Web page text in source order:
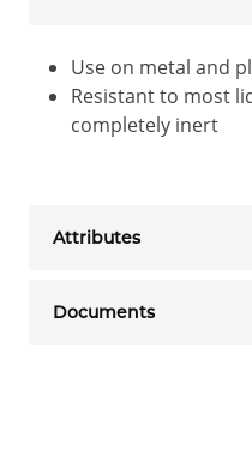
Use on metal and
Resistant to most
completely inert
Attributes
Documents